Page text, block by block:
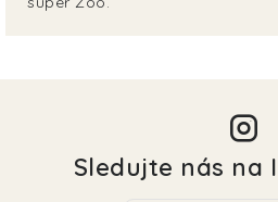
Sledujte nás na